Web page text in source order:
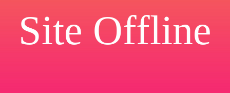
Site Offline